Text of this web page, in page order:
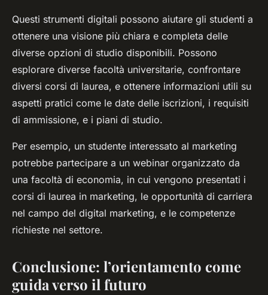
Questi strumenti digitali possono aiutare gli studenti a
ottenere una visione più chiara e completa delle
diverse opzioni di studio disponibili. Possono
esplorare diverse facoltà universitarie, confrontare
diversi corsi di laurea, e ottenere informazioni utili su
aspetti pratici come le date delle iscrizioni, i requisiti
di ammissione, e i piani di studio.
Per esempio, un studente interessato al marketing
potrebbe partecipare a un webinar organizzato da
una facoltà di economia, in cui vengono presentati i
corsi di laurea in marketing, le opportunità di carriera
nel campo del digital marketing, e le competenze
richieste nel settore.
Conclusione: l’orientamento come
guida verso il futuro